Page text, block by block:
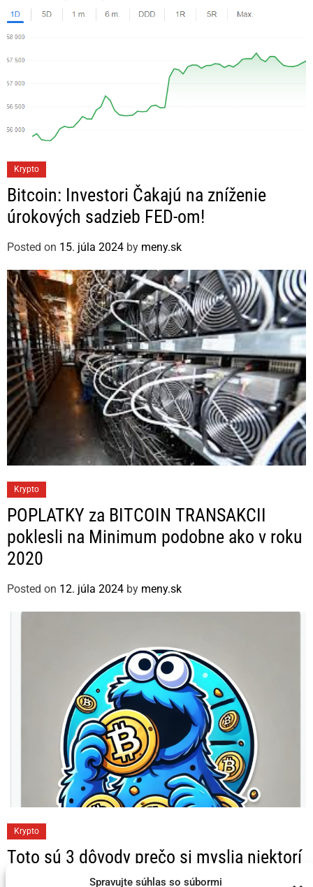
Spravujte súhlas so súbormi
a
t
e
o
r
i
e
s
Krypto
Bitcoin: Investori Čakajú na zníženie
úrokových sadzieb FED-om!
Posted on 15. júla 2024 by meny.sk
a
t
e
g
r
Krypto
POPLATKY za BITCOIN TRANSAKCII
poklesli na Minimum podobne ako v roku
2020
Posted on 12. júla 2024 by meny.sk
a
Krypto
Toto sú 3 dôvody prečo si myslia niektorí
KRYPTO Analytici, že Bitcoin dosahuje